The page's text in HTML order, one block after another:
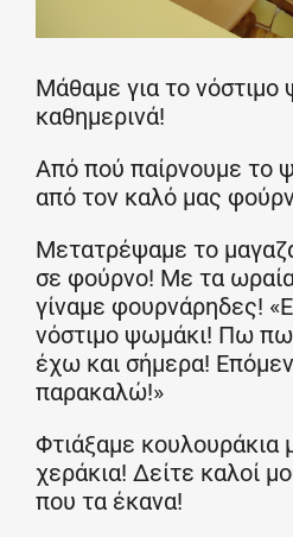
Μάθαμε για το
καθημερινά!
Από πού παίρνουμε το
από τον καλό μας
Μετατρέψαμε το
σε φούρνο! Με τα
γίναμε φουρνάρηδες!
νόστιμο ψωμάκι! Πω
έχω και σήμερα!
παρακαλώ!»
Φτιάξαμε κουλουράκια
χεράκια! Δείτε καλοί
που τα έκανα!